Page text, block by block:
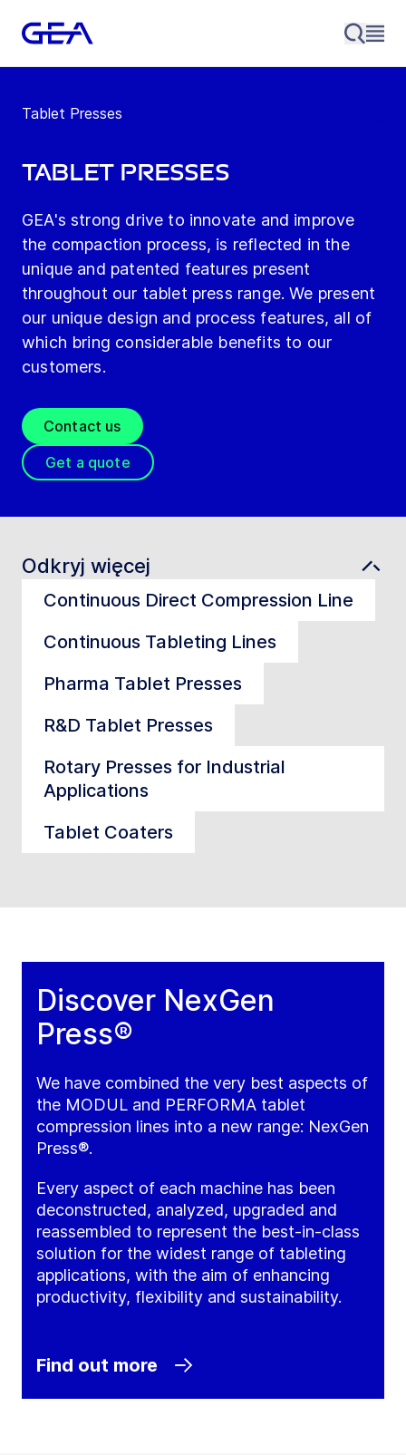
Tablet Presses
Tablet Presses
GEA's strong drive to innovate and improve
the compaction process, is reflected in the
unique and patented features present
throughout our tablet press range. We present
our unique design and process features, all of
which bring considerable benefits to our
customers.
Contact us
Get a quote
Odkryj więcej
Continuous Direct Compression Line
Continuous Tableting Lines
Pharma Tablet Presses
R&D Tablet Presses
Rotary Presses for Industrial
Applications
Tablet Coaters
Discover NexGen
Press®
We have combined the very best aspects of
the MODUL and PERFORMA tablet
compression lines into a new range: NexGen
Press®.
Every aspect of each machine has been
deconstructed, analyzed, upgraded and
reassembled to represent the best-in-class
solution for the widest range of tableting
applications, with the aim of enhancing
productivity, flexibility and sustainability.
Find out more